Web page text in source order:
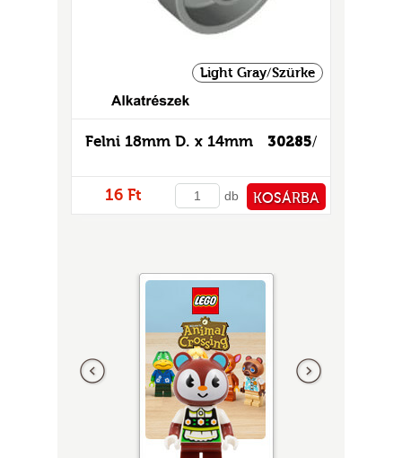
Light Gray/Szürke
30285/
Felni 18mm D. x 14mm
16 Ft db KOSÁRBA